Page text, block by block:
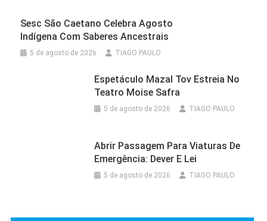
Sesc São Caetano Celebra Agosto
Indígena Com Saberes Ancestrais
5 de agosto de 2026 TIAGO PAULO
Espetáculo Mazal Tov Estreia No
Teatro Moise Safra
5 de agosto de 2026 TIAGO PAULO
Abrir Passagem Para Viaturas De
Emergência: Dever E Lei
5 de agosto de 2026 TIAGO PAULO